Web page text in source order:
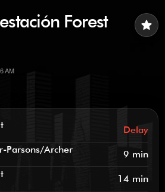
star
Forest
AM
Delay
Parsons/Archer 9 min
14 min